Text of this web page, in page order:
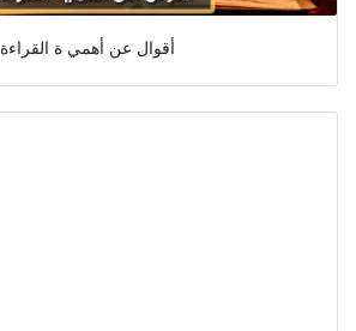
أقوال عن أهمي ة القراءة